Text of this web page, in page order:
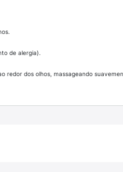
de alergia).
redor dos olhos, massageando